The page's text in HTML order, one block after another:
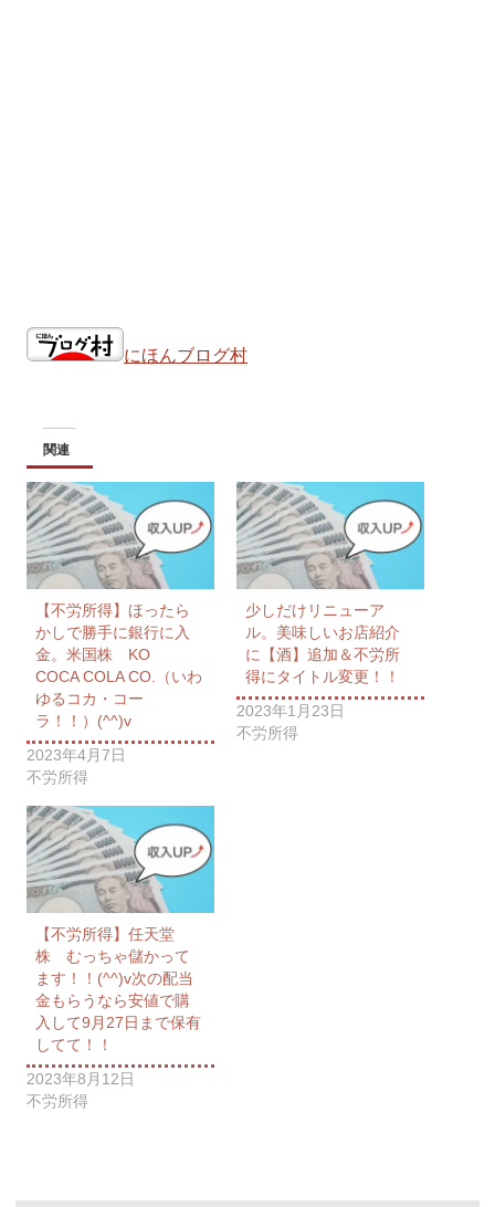
にほんブログ村
関連
【不労所得】ほったら
かしで勝手に銀行に入
金。米国株 KO
COCA COLA CO.（いわ
ゆるコカ・コー
ラ！！）(^^)v
2023年4月7日
不労所得
少しだけリニューア
ル。美味しいお店紹介
に【酒】追加＆不労所
得にタイトル変更！！
2023年1月23日
不労所得
【不労所得】任天堂
株 むっちゃ儲かって
ます！！(^^)v次の配当
金もらうなら安値で購
入して9月27日まで保有
してて！！
2023年8月12日
不労所得